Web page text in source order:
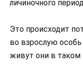
личиночного
Это происходит
во взрослую
живут они в таком